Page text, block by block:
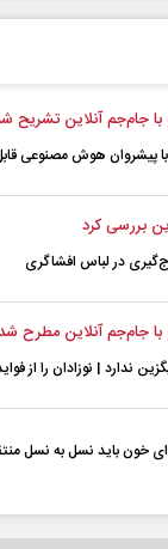
جام‌جم آنلاین تشریح
با پیشرو‌ان هوش مصنوعی
بررسی کرد
در لباس افشاگری
جام‌جم آنلاین مطرح
ندارد | نوزادان را از
خون باید نسل به نسل